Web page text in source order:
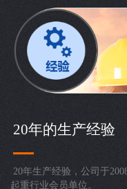
20年的生产经验
20年生产经验，公司于
起重行业会员单位。